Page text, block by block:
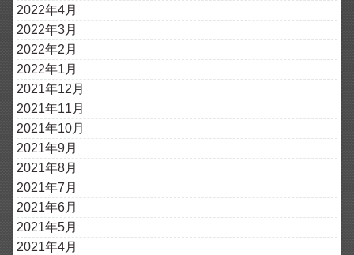
2022年4月
2022年3月
2022年2月
2022年1月
2021年12月
2021年11月
2021年10月
2021年9月
2021年8月
2021年7月
2021年6月
2021年5月
2021年4月